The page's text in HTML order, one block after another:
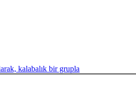
kalabalık bir grupla